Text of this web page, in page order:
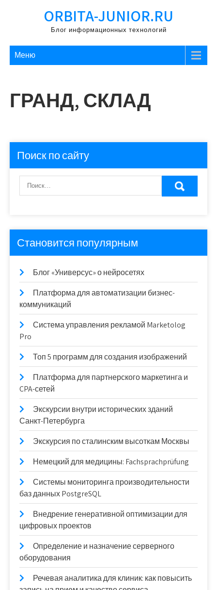
ORBITA-JUNIOR.RU
Блог информационных технологий
Меню
ГРАНД, СКЛАД
Поиск по сайту
Становится популярным
Блог «Универсус» о нейросетях
Платформа для автоматизации бизнес-
коммуникаций
Система управления рекламой Marketolog
Pro
Топ 5 программ для создания изображений
Платформа для партнерского маркетинга и
CPA-сетей
Экскурсии внутри исторических зданий
Санкт-Петербурга
Экскурсия по сталинским высоткам Москвы
Немецкий для медицины: Fachsprachprüfung
Системы мониторинга производительности
баз данных PostgreSQL
Внедрение генеративной оптимизации для
цифровых проектов
Определение и назначение серверного
оборудования
Речевая аналитика для клиник: как повысить